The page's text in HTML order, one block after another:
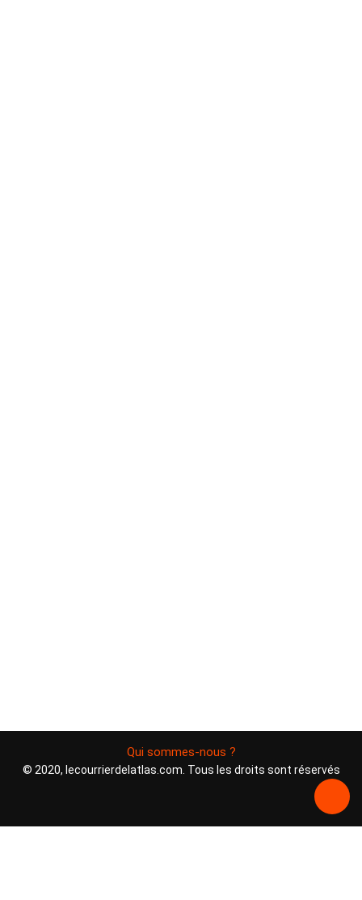
Qui sommes-nous ?
© 2020, lecourrierdelatlas.com. Tous les droits sont réservés